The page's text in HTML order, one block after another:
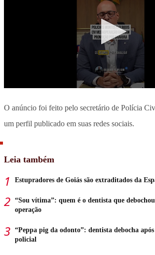
O anúncio foi feito pelo secretário de Polícia
um perfil publicado em suas redes sociais.
Leia também
Estupradores de Goiás são extraditados da
“Sou vítima”: quem é o dentista que
operação
“Peppa pig da odonto”: dentista debocha
policial